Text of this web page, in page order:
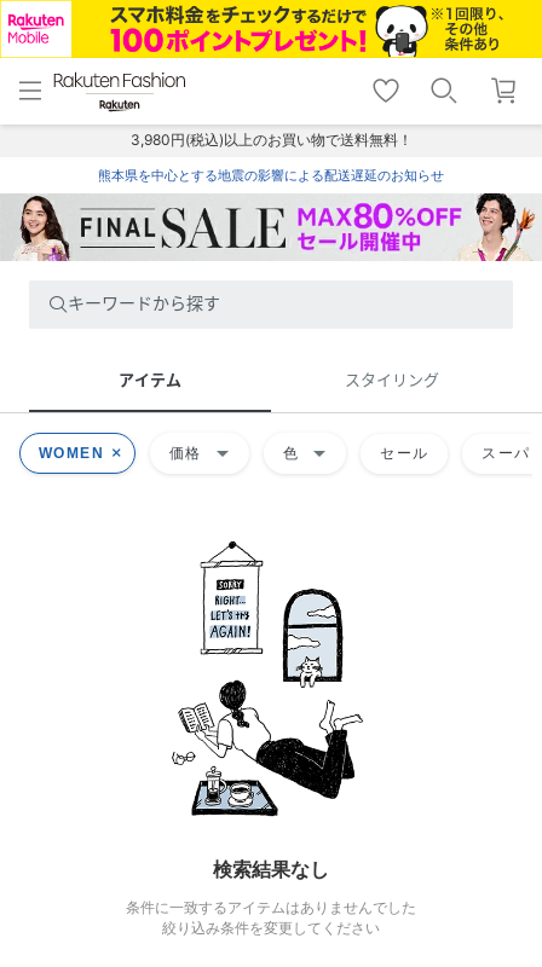
menu home
トップ
shopping_cart lock_outline
ログイン
3,980円(税込)以上のお買い物で送料無料！
熊本県を中心とする地震の影響による配送遅延のお知らせ
キーワードから探す
アイテム スタイリング
WOMEN 価格 arrow_drop_down 色 arrow_drop_down セール スーパ
検索結果なし
条件に一致するアイテムはありませんでした
絞り込み条件を変更してください